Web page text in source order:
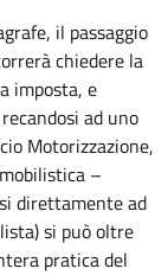
il passaggio
chiedere la
imposta, e
ad uno
Motorizzazione,
–
direttamente ad
si può oltre
pratica del